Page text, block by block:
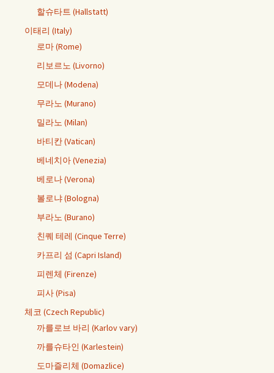
할슈타트 (Hallstatt)
이태리 (Italy)
로마 (Rome)
리보르노 (Livorno)
모데나 (Modena)
무라노 (Murano)
밀라노 (Milan)
바티칸 (Vatican)
베네치아 (Venezia)
베로나 (Verona)
볼로냐 (Bologna)
부라노 (Burano)
친퀘 테레 (Cinque Terre)
카프리 섬 (Capri Island)
피렌체 (Firenze)
피사 (Pisa)
체코 (Czech Republic)
까를로브 바리 (Karlov vary)
까를슈타인 (Karlestein)
도마즐리체 (Domazlice)